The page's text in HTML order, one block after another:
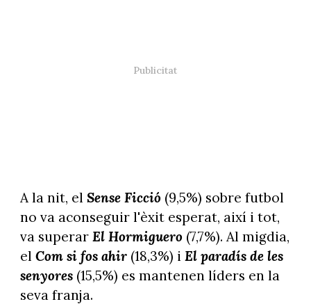
A la nit, el Sense Ficció (9,5%) sobre futbol
no va aconseguir l'èxit esperat, així i tot,
va superar El Hormiguero (7,7%). Al migdia,
el Com si fos ahir (18,3%) i El paradís de les
senyores (15,5%) es mantenen líders en la
seva franja.